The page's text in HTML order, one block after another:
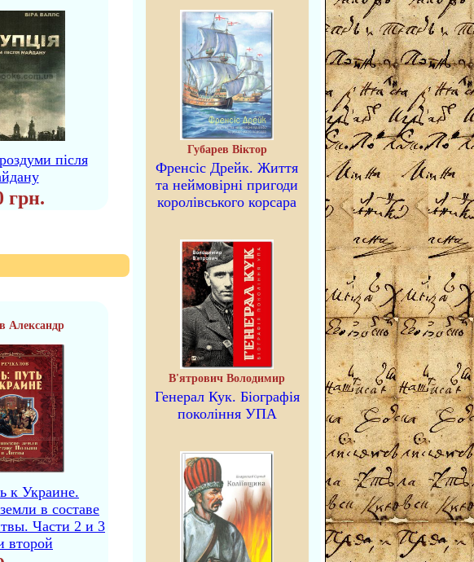
після
грн.
Александр
к Украине.
в составе
Части 2 и 3
второй
Губарев Віктор
Френсіс Дрейк. Життя
та неймовірні пригоди
королівського корсара
В'ятрович Володимир
Генерал Кук. Біографія
покоління УПА